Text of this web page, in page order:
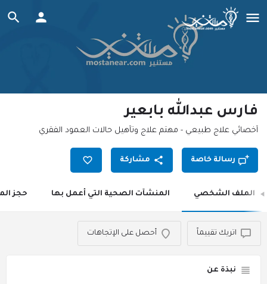
فارس عبدالله بابعير
أخصائي علاج طبيعي - مهتم علاج وتأهيل حالات العمود الفقري
رسالة خاصة مشاركة
الملف الشخصي المنشآت الصحية التي أعمل بها حجز
اتريك تقييماً أحصل على الإتجاهات
نبذة عن